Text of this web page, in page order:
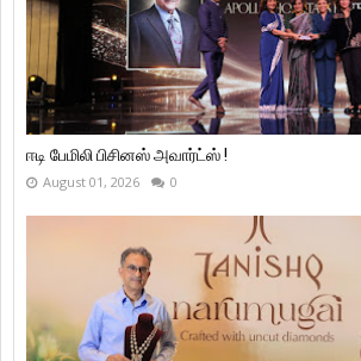
ஈடி பேமிலி பிசினஸ் அவார்ட்ஸ் !
August 01, 2026 0